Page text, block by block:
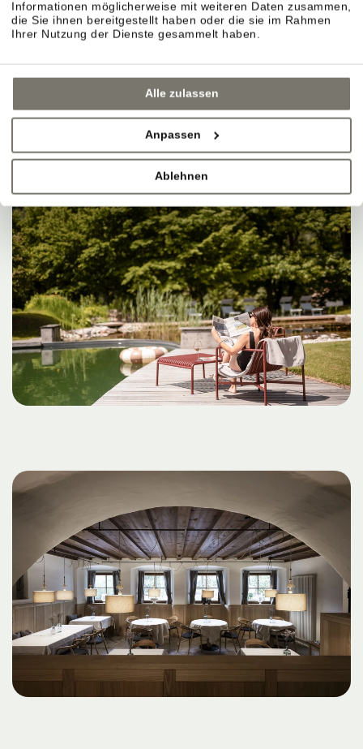
Informationen möglicherweise mit weiteren Daten zusammen,
die Sie ihnen bereitgestellt haben oder die sie im Rahmen
Ihrer Nutzung der Dienste gesammelt haben.
Alle zulassen
Anpassen
Ablehnen